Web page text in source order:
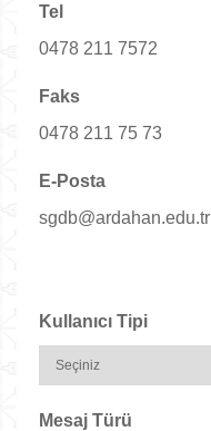
Tel
0478 211 7572
Faks
0478 211 75 73
E-Posta
sgdb@ardahan.edu.tr
Kullanıcı Tipi
Mesaj Türü